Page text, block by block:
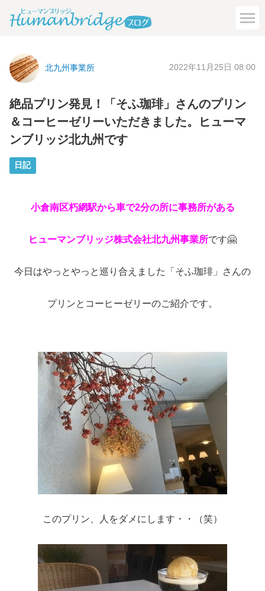
北九州事業所 2022年11月25日 08:00
絶品プリン発見！「そふ珈琲」さんのプリン
＆コーヒーゼリーいただきました。ヒューマ
ンブリッジ北九州です
日記
小倉南区朽網駅から車で2分の所に事務所がある
ヒューマンブリッジ株式会社北九州事業所です🤗
今日はやっとやっと巡り合えました「そふ珈琲」さんの
プリンとコーヒーゼリーのご紹介です。
このプリン、人をダメにします・・（笑）